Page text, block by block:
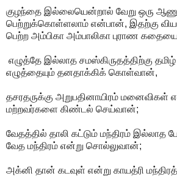
குழந்தை இல்லையென்றால் வேறு ஒரு
பெற்றுக்கொள்ளலாம் என்பான், இதற்கு
பெற்ற அம்பிகா அம்பாலிகா புராண
எழுத்தே இல்லாத சமஸ்கிருதத்திற்கு தமிழ்
எழுத்தையும் தனதாக்கிக் கொள்வான்,
தசரதருக்கு அறுபதினாயிரம்
மற்றவர்களை கிண்டல் செய்வான்;
வேதத்தில் தாலி கட்டும் மந்திரம் இல்லாத
வேத மந்திரம் என்று சொல்லுவான்;
அக்னி தான் கடவுள் என்று காயத்ரி